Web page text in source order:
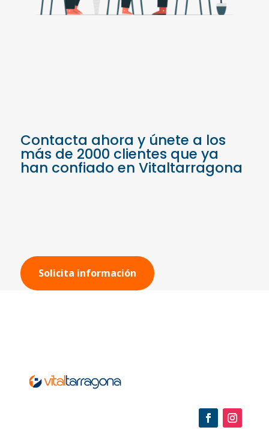
Contacta ahora y únete a los
más de 2000 clientes que ya
han confiado en Vitaltarragona
Solicita información